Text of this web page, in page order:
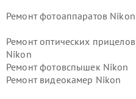
Ремонт фотоаппаратов Nikon
Ремонт оптических прицелов
Nikon
Ремонт фотовспышек Nikon
Ремонт видеокамер Nikon